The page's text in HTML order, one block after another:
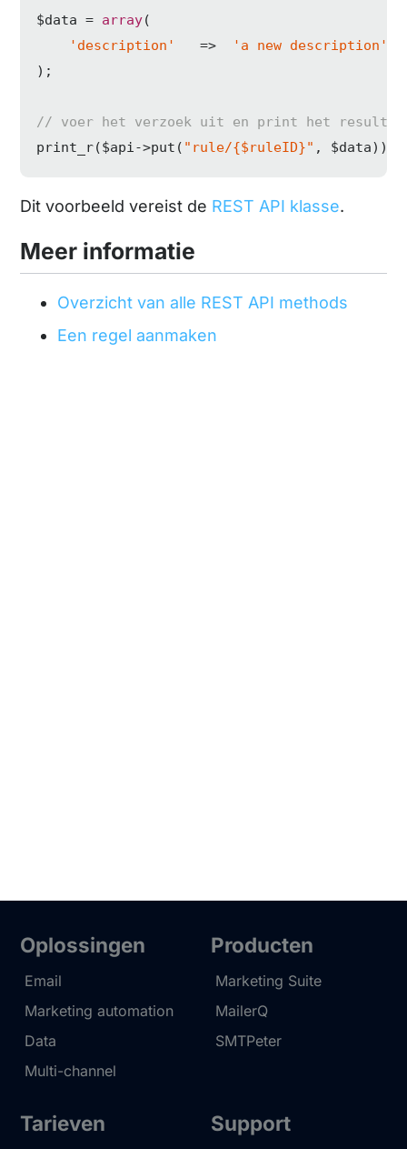
$data = array(
'description'
   =>
'a new description'
);
// voer het verzoek uit en print het
print_r($api->put( "rule/{$ruleID}" , $data));
Dit voorbeeld vereist de REST API klasse.
Meer informatie
Overzicht van alle REST API methods
Een regel aanmaken
Oplossingen
Email
Marketing automation
Data
Multi-channel
Producten
Marketing Suite
MailerQ
SMTPeter
Tarieven Support